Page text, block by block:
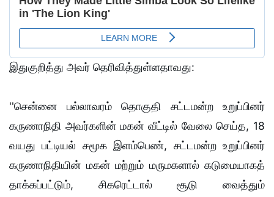
இதுகுறித்து அவர் தெரிவித்துள்ளதாவது:
''சென்னை பல்லாவரம் தொகுதி சட்டமன்ற உறுப்பினர்
கருணாநிதி அவர்களின் மகன் வீட்டில் வேலை செய்த, 18
வயது பட்டியல் சமூக இளம்பெண், சட்டமன்ற உறுப்பினர்
கருணாநிதியின் மகன் மற்றும் மருமகளால் கடுமையாகத்
தாக்கப்பட்டும், சிகரெட்டால் சூடு வைத்தும்